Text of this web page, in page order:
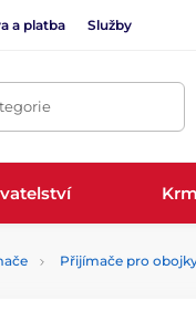
a platba Služby
Přijímače pro